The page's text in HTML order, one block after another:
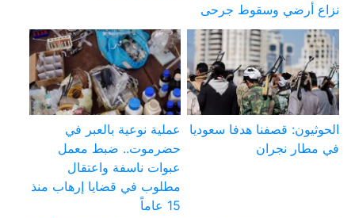
نزاع أرضي وسقوط جرحى
الحوثيون: قصفنا هدفا سعوديا
في مطار نجران
عملية نوعية بالعبر في
حضرموت.. ضبط معمل
عبوات ناسفة واعتقال
مطلوب في قضايا إرهاب منذ
15 عاماً